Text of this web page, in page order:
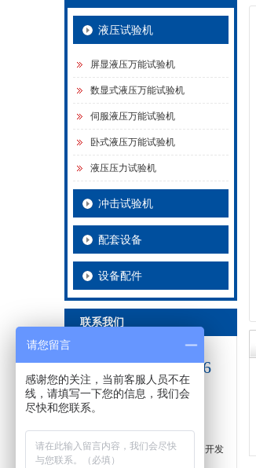
液压试验机
屏显液压万能试验机
数显式液压万能试验机
伺服液压万能试验机
卧式液压万能试验机
液压压力试验机
冲击试验机
配套设备
设备配件
联系我们
15098868696
济南川佰仪器设备有限公司
电话：15098868696
电话：15098868696
地址：济南市长清区归德镇南园开发
请您留言
感谢您的关注，当前客服人员不在
线，请填写一下您的信息，我们会
尽快和您联系。